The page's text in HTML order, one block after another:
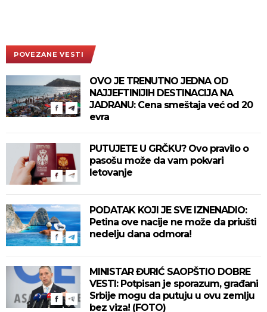
POVEZANE VESTI
OVO JE TRENUTNO JEDNA OD
NAJJEFTINIJIH DESTINACIJA NA
JADRANU: Cena smeštaja već od 20
evra
PUTUJETE U GRČKU? Ovo pravilo o
pasošu može da vam pokvari
letovanje
PODATAK KOJI JE SVE IZNENADIO:
Petina ove nacije ne može da priušti
nedelju dana odmora!
MINISTAR ĐURIĆ SAOPŠTIO DOBRE
VESTI: Potpisan je sporazum, građani
Srbije mogu da putuju u ovu zemlju
bez viza! (FOTO)